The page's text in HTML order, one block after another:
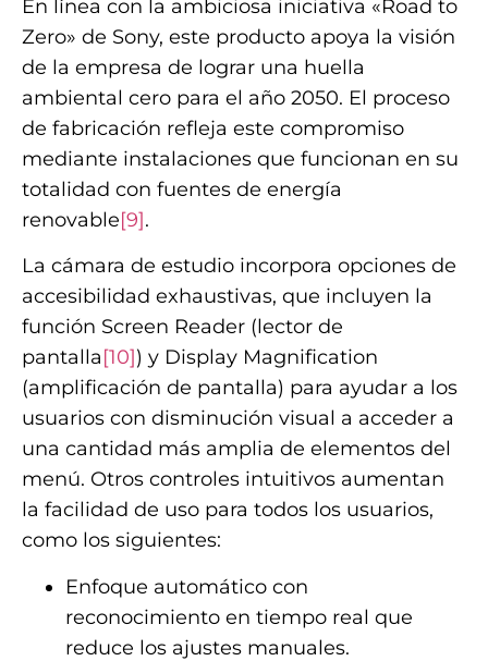
En línea con la ambiciosa iniciativa «Road to
Zero» de Sony, este producto apoya la visión
de la empresa de lograr una huella
ambiental cero para el año 2050. El proceso
de fabricación refleja este compromiso
mediante instalaciones que funcionan en su
totalidad con fuentes de energía
renovable[9].
La cámara de estudio incorpora opciones de
accesibilidad exhaustivas, que incluyen la
función Screen Reader (lector de
pantalla[10]) y Display Magnification
(amplificación de pantalla) para ayudar a los
usuarios con disminución visual a acceder a
una cantidad más amplia de elementos del
menú. Otros controles intuitivos aumentan
la facilidad de uso para todos los usuarios,
como los siguientes:
Enfoque automático con
reconocimiento en tiempo real que
reduce los ajustes manuales.